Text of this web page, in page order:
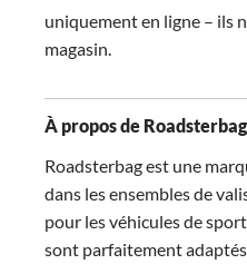
uniquement en ligne – ils
magasin.
À propos de Roadsterbag
Roadsterbag est une
dans les ensembles de
pour les véhicules de
sont parfaitement